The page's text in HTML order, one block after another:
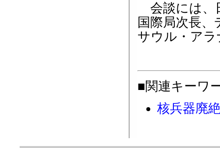
会談には、
国際局次長
サウル・ア
■関連キーワ
核兵器廃